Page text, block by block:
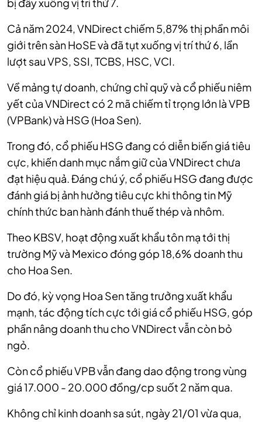
bị đẩy xuống vị trí thứ 7.
Cả năm 2024, VNDirect chiếm 5,87% thị phần môi
giới trên sàn HoSE và đã tụt xuống vị trí thứ 6, lần
lượt sau VPS, SSI, TCBS, HSC, VCI.
Về mảng tự doanh, chứng chỉ quỹ và cổ phiếu niêm
yết của VNDirect có 2 mã chiếm tỉ trọng lớn là VPB
(VPBank) và HSG (Hoa Sen).
Trong đó, cổ phiếu HSG đang có diễn biến giá tiêu
cực, khiến danh mục nắm giữ của VNDirect chưa
đạt hiệu quả. Đáng chú ý, cổ phiếu HSG đang được
đánh giá bị ảnh hưởng tiêu cực khi thông tin Mỹ
chính thức ban hành đánh thuế thép và nhôm.
Theo KBSV, hoạt động xuất khẩu tôn mạ tới thị
trường Mỹ và Mexico đóng góp 18,6% doanh thu
cho Hoa Sen.
Do đó, kỳ vọng Hoa Sen tăng trưởng xuất khẩu
mạnh, tác động tích cực tới giá cổ phiếu HSG, góp
phần nâng doanh thu cho VNDirect vẫn còn bỏ
ngỏ.
Còn cổ phiếu VPB vẫn đang dao động trong vùng
giá 17.000 - 20.000 đồng/cp suốt 2 năm qua.
Không chỉ kinh doanh sa sút, ngày 21/01 vừa qua,